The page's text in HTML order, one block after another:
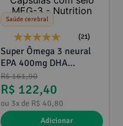
Saúde cerebral
(21)
Super Ômega 3 neural
EPA 400mg DHA
1000mg 60 Cápsulas
com selo MEG-3 -
Nutrition
R$161,90
R$ 122,40
ou 3x de R$ 40,80
Adicionar